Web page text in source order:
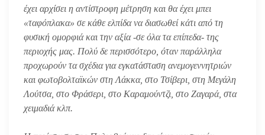
έχει αρχίσει η αντίστροφη μέτρηση και θα έχει μπει
«ταφόπλακα» σε κάθε ελπίδα να διασωθεί κάτι από τη
φυσική ομορφιά και την αξία -σε όλα τα επίπεδα- της
περιοχής μας. Πολύ δε περισσότερο, όταν παράλληλα
προχωρούν τα σχέδια για εγκατάσταση ανεμογεννητριών
και φωτοβολταϊκών στη Λάκκα, στο Τσίβερι, στη Μεγάλη
Λούτσα, στο Φράσερι, στο Καραμούντζι, στο Ζαγαρά, στα
χειμαδιά κλπ.